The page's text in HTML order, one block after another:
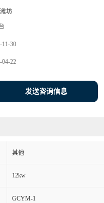
坊
11-30
04-22
发送咨询信息
其他
12kw
GCYM-1